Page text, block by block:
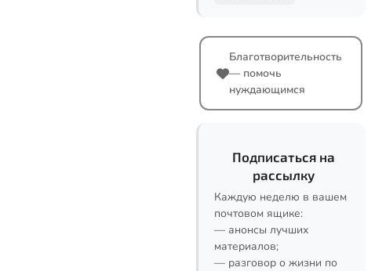
Благотворительность
— помочь
нуждающимся
Подписаться на
рассылку
Каждую неделю в вашем
почтовом ящике:
— анонсы лучших
материалов;
— разговор о жизни по